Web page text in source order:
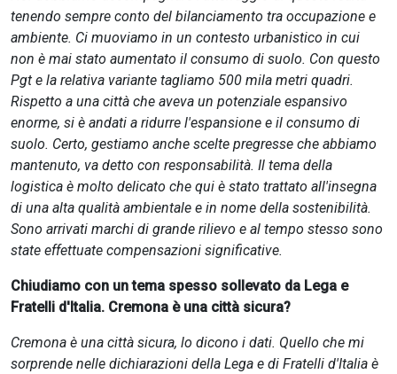
tenendo sempre conto del bilanciamento tra occupazione e
ambiente. Ci muoviamo in un contesto urbanistico in cui
non è mai stato aumentato il consumo di suolo. Con questo
Pgt e la relativa variante tagliamo 500 mila metri quadri.
Rispetto a una città che aveva un potenziale espansivo
enorme, si è andati a ridurre l'espansione e il consumo di
suolo. Certo, gestiamo anche scelte pregresse che abbiamo
mantenuto, va detto con responsabilità. Il tema della
logistica è molto delicato che qui è stato trattato all'insegna
di una alta qualità ambientale e in nome della sostenibilità.
Sono arrivati marchi di grande rilievo e al tempo stesso sono
state effettuate compensazioni significative.
Chiudiamo con un tema spesso sollevato da Lega e
Fratelli d'Italia. Cremona è una città sicura?
Cremona è una città sicura, lo dicono i dati. Quello che mi
sorprende nelle dichiarazioni della Lega e di Fratelli d'Italia è